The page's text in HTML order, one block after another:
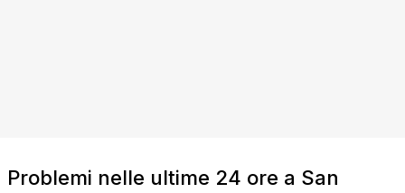
Problemi nelle ultime 24 ore a San